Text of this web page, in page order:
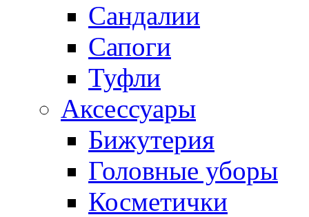
Сандалии
Сапоги
Туфли
Аксессуары
Бижутерия
Головные уборы
Косметички